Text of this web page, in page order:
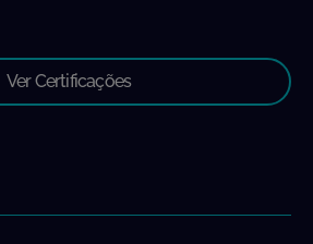
Ver Certificações